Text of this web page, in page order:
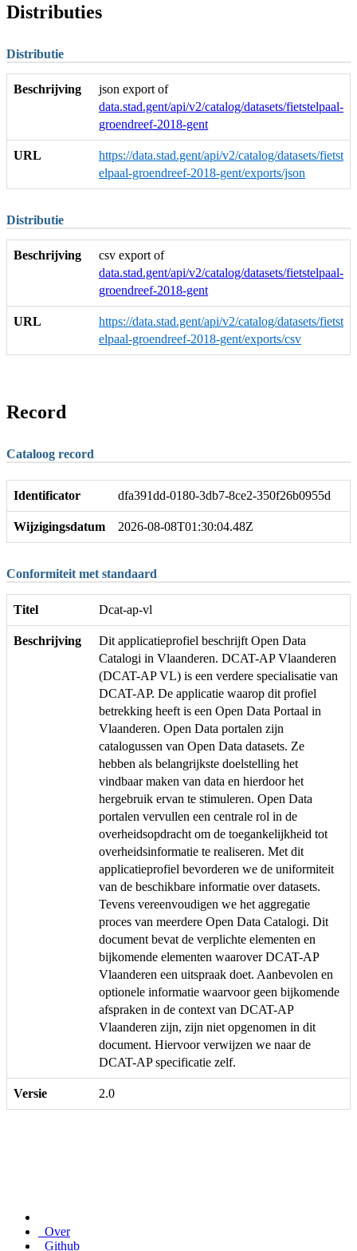
Distributies
Distributie
Beschrijving
json export of
data.stad.gent/api/v2/catalog/datasets/fietstelpaal-
groendreef-2018-gent
URL
https://data.stad.gent/api/v2/catalog/datasets/fietst
elpaal-groendreef-2018-gent/exports/json
Distributie
Beschrijving
csv export of
data.stad.gent/api/v2/catalog/datasets/fietstelpaal-
groendreef-2018-gent
URL
https://data.stad.gent/api/v2/catalog/datasets/fietst
elpaal-groendreef-2018-gent/exports/csv
Record
Cataloog record
Identificator dfa391dd-0180-3db7-8ce2-350f26b0955d
Wijzigingsdatum 2026-08-08T01:30:04.48Z
Conformiteit met standaard
Titel Dcat-ap-vl
Beschrijving
Dit applicatieprofiel beschrijft Open Data
Catalogi in Vlaanderen. DCAT-AP Vlaanderen
(DCAT-AP VL) is een verdere specialisatie van
DCAT-AP. De applicatie waarop dit profiel
betrekking heeft is een Open Data Portaal in
Vlaanderen. Open Data portalen zijn
catalogussen van Open Data datasets. Ze
hebben als belangrijkste doelstelling het
vindbaar maken van data en hierdoor het
hergebruik ervan te stimuleren. Open Data
portalen vervullen een centrale rol in de
overheidsopdracht om de toegankelijkheid tot
overheidsinformatie te realiseren. Met dit
applicatieprofiel bevorderen we de uniformiteit
van de beschikbare informatie over datasets.
Tevens vereenvoudigen we het aggregatie
proces van meerdere Open Data Catalogi. Dit
document bevat de verplichte elementen en
bijkomende elementen waarover DCAT-AP
Vlaanderen een uitspraak doet. Aanbevolen en
optionele informatie waarvoor geen bijkomende
afspraken in de context van DCAT-AP
Vlaanderen zijn, zijn niet opgenomen in dit
document. Hiervoor verwijzen we naar de
DCAT-AP specificatie zelf.
Versie 2.0
Over
Github